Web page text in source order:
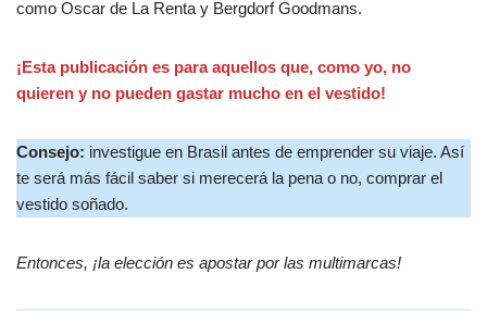
como Oscar de La Renta y Bergdorf Goodmans.
¡Esta publicación es para aquellos que, como yo, no
quieren y no pueden gastar mucho en el vestido!
Consejo: investigue en Brasil antes de emprender su viaje. Así
te será más fácil saber si merecerá la pena o no, comprar el
vestido soñado.
Entonces, ¡la elección es apostar por las multimarcas!